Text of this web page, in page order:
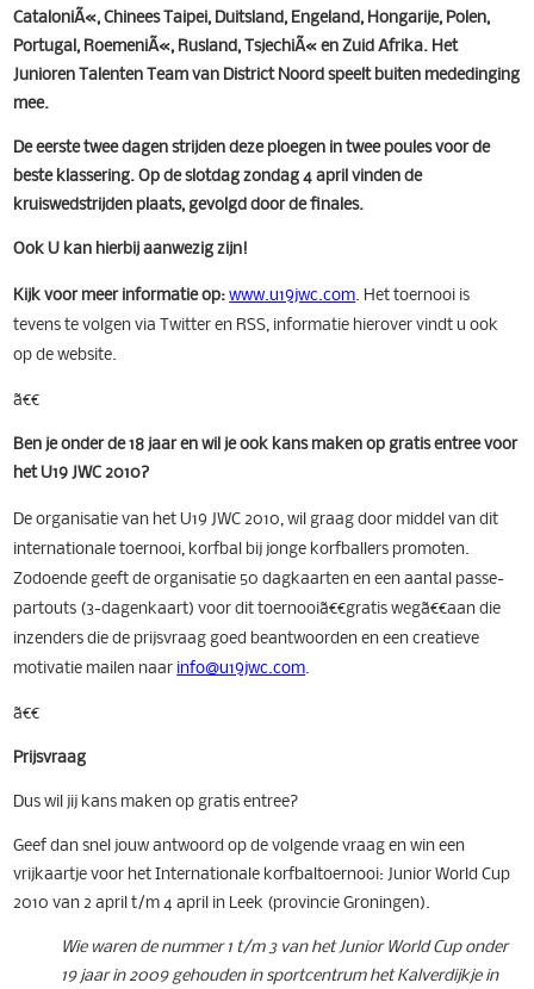
CataloniÃ«, Chinees Taipei, Duitsland, Engeland, Hongarije, Polen,
Portugal, RoemeniÃ«, Rusland, TsjechiÃ« en Zuid Afrika. Het
Junioren Talenten Team van District Noord speelt buiten mededinging
mee.
De eerste twee dagen strijden deze ploegen in twee poules voor de
beste klassering. Op de slotdag zondag 4 april vinden de
kruiswedstrijden plaats, gevolgd door de finales.
Ook U kan hierbij aanwezig zijn!
Kijk voor meer informatie op:www.u19jwc.com. Het toernooi is
tevens te volgen via Twitter en RSS, informatie hierover vindt u ook
op de website.
ã€€
Ben je onder de 18 jaar en wil je ook kans maken op gratis entree voor
het U19 JWC 2010?
De organisatie van het U19 JWC 2010, wil graag door middel van dit
internationale toernooi, korfbal bij jonge korfballers promoten.
Zodoende geeft de organisatie 50 dagkaarten en een aantal passe-
partouts (3-dagenkaart) voor dit toernooiã€€gratis wegã€€aan die
inzenders die de prijsvraag goed beantwoorden en een creatieve
motivatie mailen naar info@u19jwc.com.
ã€€
Prijsvraag
Dus wil jij kans maken op gratis entree?
Geef dan snel jouw antwoord op de volgende vraag en win een
vrijkaartje voor het Internationale korfbaltoernooi: Junior World Cup
2010 van 2 april t/m 4 april in Leek (provincie Groningen).
Wie waren de nummer 1 t/m 3 van het Junior World Cup onder
19 jaar in 2009 gehouden in sportcentrum het Kalverdijkje in